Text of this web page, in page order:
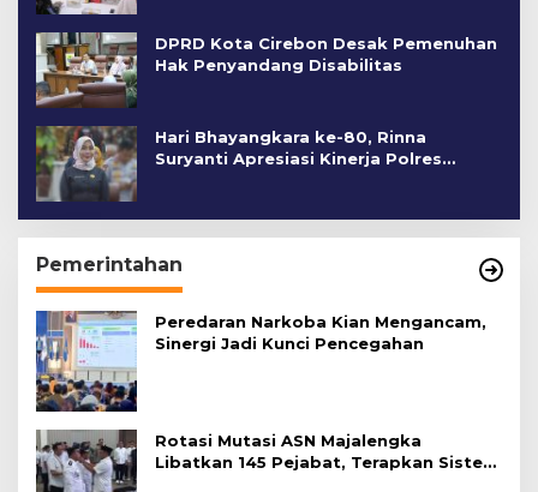
DPRD Kota Cirebon Desak Pemenuhan
Hak Penyandang Disabilitas
Hari Bhayangkara ke-80, Rinna
Suryanti Apresiasi Kinerja Polres
Pemerintahan
Peredaran Narkoba Kian Mengancam,
Sinergi Jadi Kunci Pencegahan
Rotasi Mutasi ASN Majalengka
Libatkan 145 Pejabat, Terapkan Sistem